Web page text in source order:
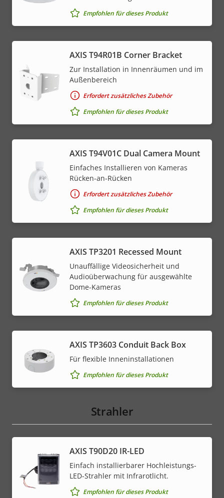
Empfohlen für dieses Produkt
AXIS T94R01B Corner Bracket
Zur Installation in Innenräumen und im
Außenbereich
Erfordert zusätzliches Zubehör
Empfohlen für dieses Produkt
AXIS T94V01C Dual Camera Mount
Einfaches Installieren von Kameras
Rücken-an-Rücken
Erfordert zusätzliches Zubehör
Empfohlen für dieses Produkt
AXIS TP3201 Recessed Mount
Unauffällige Videosicherheit und
Audioüberwachung für ausgewählte
Dome-Kameras
Empfohlen für dieses Produkt
AXIS TP3603 Conduit Back Box
Für flexible Inneninstallationen
Empfohlen für dieses Produkt
Strahler
AXIS T90D20 IR-LED
Einfach installierbarer Hochleistungs-
LED-Strahler mit Infrarotlicht.
Empfohlen für dieses Produkt